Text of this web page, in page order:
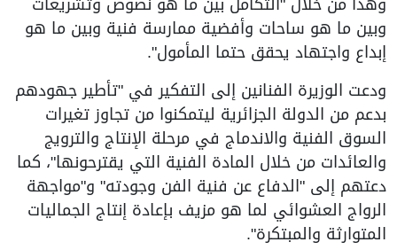
وبين ما هو ساحات وأفضية ممارسة فنية وبين ما هو
إبداع واجتهاد يحقق حتما المأمول".
ودعت الوزيرة الفنانين إلى التفكير في "تأطير جهودهم
بدعم من الدولة الجزائرية ليتمكنوا من تجاوز تغيرات
السوق الفنية والاندماج في مرحلة الإنتاج والترويج
والعائدات من خلال المادة الفنية التي يقترحونها"، كما
دعتهم إلى "الدفاع عن فنية الفن وجودته" و"مواجهة
الرواج العشوائي لما هو مزيف بإعادة إنتاج الجماليات
المتوارثة والمبتكرة".